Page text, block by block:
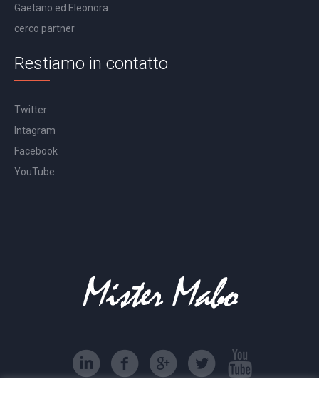
Gaetano ed Eleonora
cerco partner
Restiamo in contatto
Twitter
Intagram
Facebook
YouTube